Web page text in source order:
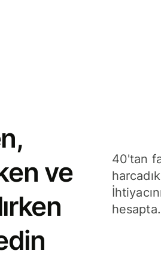
ve
40'tan
hesapta.